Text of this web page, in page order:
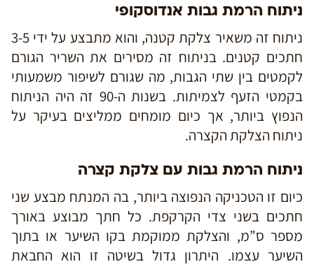
ניתוח הרמת גבות אנדוסקופי
ניתוח זה משאיר צלקת קטנה, והוא מתבצע על ידי 3-5
חתכים קטנים. בניתוח זה מסירים את השריר הגורם
לקמטים בין שתי הגבות, מה שגורם לשיפור משמעותי
בקמטי הזעף לצמיתות. בשנות ה-90 זה היה הניתוח
הנפוץ ביותר, אך כיום מומחים ממליצים בעיקר על
ניתוח הצלקת הקצרה.
ניתוח הרמת גבות עם צלקת קצרה
כיום זו הטכניקה הנפוצה ביותר, בה המנתח מבצע שני
חתכים בשני צדי הקרקפת. כל חתך מבוצע באורך
מספר ס”מ, והצלקת ממוקמת בקו השיער או בתוך
השיער עצמו. היתרון גדול בשיטה זו הוא החבאת